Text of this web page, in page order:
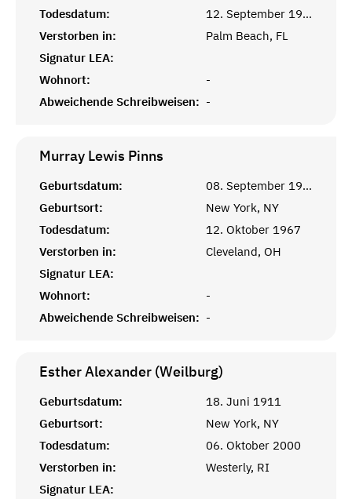
Todesdatum:
12. September 1998
Verstorben in:
Palm Beach, FL
Signatur LEA:
Wohnort:
-
Abweichende Schreibweisen: -
Murray Lewis Pinns
Geburtsdatum:
08. September 1921
Geburtsort:
New York, NY
Todesdatum:
12. Oktober 1967
Verstorben in:
Cleveland, OH
Signatur LEA:
Wohnort:
-
Abweichende Schreibweisen: -
Esther Alexander (Weilburg)
Geburtsdatum:
18. Juni 1911
Geburtsort:
New York, NY
Todesdatum:
06. Oktober 2000
Verstorben in:
Westerly, RI
Signatur LEA: